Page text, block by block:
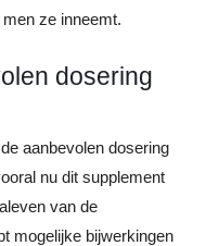
ze inneemt.
dosering
aanbevolen dosering
nu dit supplement
van de
mogelijke bijwerkingen